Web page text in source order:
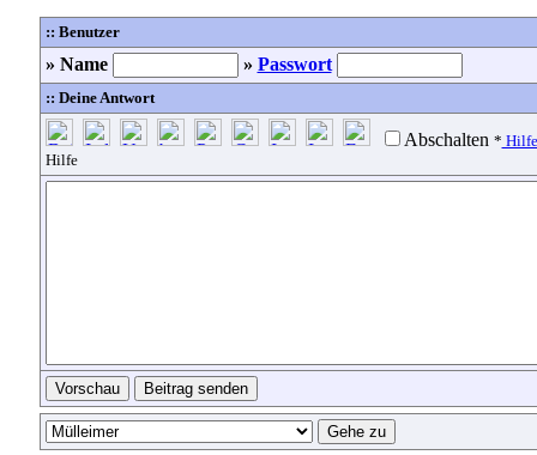
:: Benutzer
» Name » Passwort
:: Deine Antwort
Abschalten * Hilfe
Hilfe